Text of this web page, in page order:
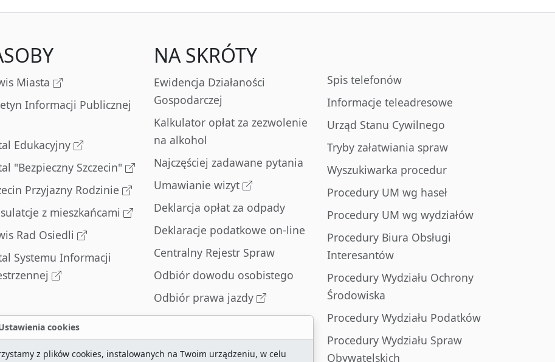
cookies
z plików cookies, instalowanych na Twoim urządzeniu, w celu
Miasta
Informacji Publicznej
Edukacyjny
"Bezpieczny Szczecin"
Przyjazny Rodzinie
z mieszkańcami
Rad Osiedli
Systemu Informacji
NA SKRÓTY
Ewidencja Działaności
Gospodarczej
Kalkulator opłat za zezwolenie
na alkohol
Najczęściej zadawane pytania
Umawianie wizyt
Deklarcja opłat za odpady
Deklaracje podatkowe on-line
Centralny Rejestr Spraw
Odbiór dowodu osobistego
Odbiór prawa jazdy
Odbiór dowodu
rejestracyjnego
Spis telefonów
Informacje teleadresowe
Urząd Stanu Cywilnego
Tryby załatwiania spraw
Wyszukiwarka procedur
Procedury UM wg haseł
Procedury UM wg wydziałów
Procedury Biura Obsługi
Interesantów
Procedury Wydziału Ochrony
Środowiska
Procedury Wydziału Podatków
Procedury Wydziału Spraw
Obywatelskich